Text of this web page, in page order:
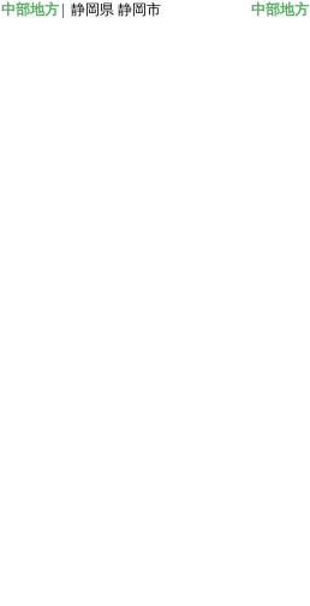
中部地方 静岡県 静岡市 中部地方